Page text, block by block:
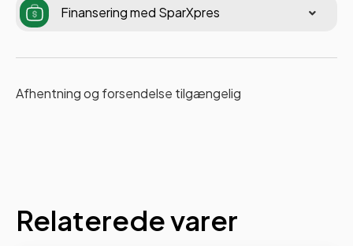
Finansering med SparXpres
Afhentning og forsendelse tilgængelig
Relaterede varer